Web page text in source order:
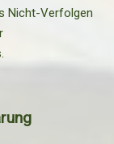
Nicht-Verfolgen